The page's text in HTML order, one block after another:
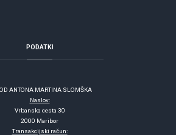
PODATKI
ANTONA MARTINA SLOMŠKA
Naslov:
Vrbanska cesta 30
2000 Maribor
Transakcijski račun: